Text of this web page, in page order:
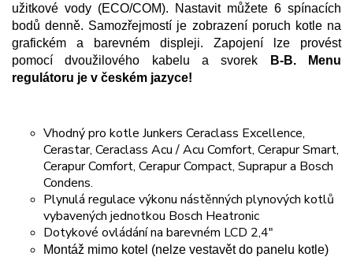
užitkové vody (ECO/COM). Nastavit můžete 6 spínacích
bodů denně. Samozřejmostí je zobrazení poruch kotle na
grafickém a barevném displeji. Zapojení lze provést
pomocí dvoužilového kabelu a svorek
B-B. Menu
regulátoru je v českém jazyce!
Vhodný pro kotle Junkers Ceraclass Excellence,
Cerastar, Ceraclass Acu / Acu Comfort, Cerapur Smart,
Cerapur Comfort, Cerapur Compact, Suprapur a Bosch
Condens.
Plynulá regulace výkonu nástěnných plynových kotlů
vybavených jednotkou Bosch Heatronic
Dotykové ovládání na barevném LCD 2,4"
Montáž mimo kotel (nelze vestavět do panelu kotle)